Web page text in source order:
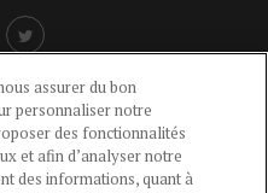
-POLITIQUE DES COOKIES
-AIDE
assurer du bon
personnaliser notre
des fonctionnalités
et afin d’analyser notre
des informations, quant à